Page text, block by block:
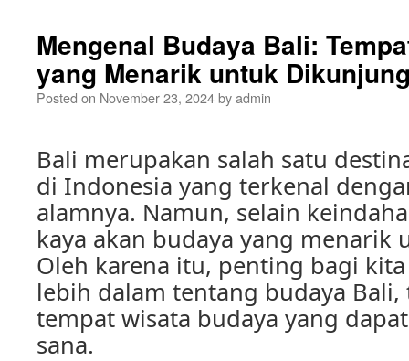
Mengenal Budaya Bali:
yang Menarik untuk
Posted on November 23, 2024byadmin
Bali merupakan salah satu
di Indonesia yang terkenal
alamnya. Namun, selain
kaya akan budaya yang
Oleh karena itu, penting bagi
lebih dalam tentang budaya
tempat wisata budaya yang
sana.